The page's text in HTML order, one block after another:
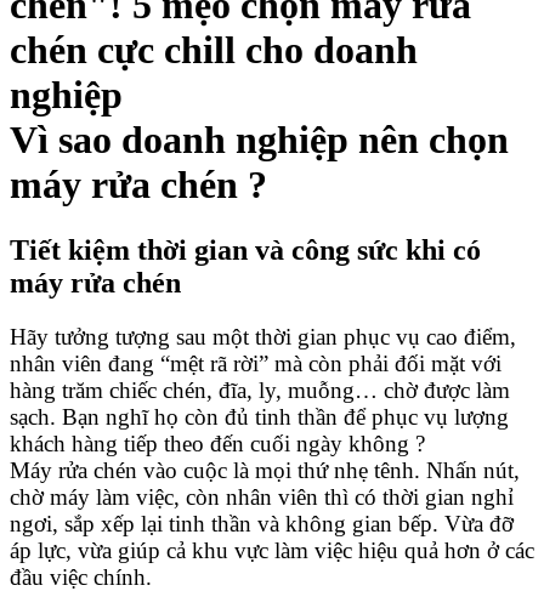
Vì sao doanh nghiệp nên chọn
máy rửa chén ?
Tiết kiệm thời gian và công sức khi có
máy rửa chén
Hãy tưởng tượng sau một thời gian phục vụ cao điểm,
nhân viên đang “mệt rã rời” mà còn phải đối mặt với
hàng trăm chiếc chén, đĩa, ly, muỗng… chờ được làm
sạch. Bạn nghĩ họ còn đủ tinh thần để phục vụ lượng
khách hàng tiếp theo đến cuối ngày không ?
Máy rửa chén vào cuộc là mọi thứ nhẹ tênh. Nhấn nút,
chờ máy làm việc, còn nhân viên thì có thời gian nghỉ
ngơi, sắp xếp lại tinh thần và không gian bếp. Vừa đỡ
áp lực, vừa giúp cả khu vực làm việc hiệu quả hơn ở các
đầu việc chính.